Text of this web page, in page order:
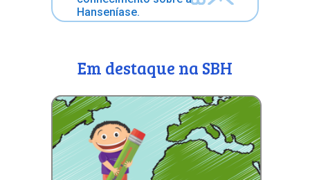
Hanseníase.
Em destaque na SBH